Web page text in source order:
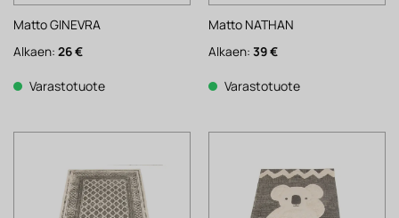
Matto GINEVRA
Alkaen: 26€
Varastotuote
Matto NATHAN
Alkaen: 39€
Varastotuote